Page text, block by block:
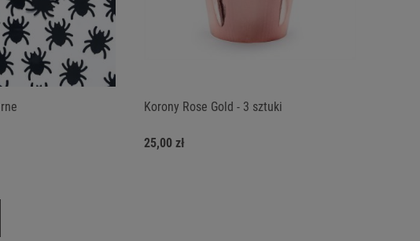
Korony Rose Gold - 3 sztuki
25,00 zł